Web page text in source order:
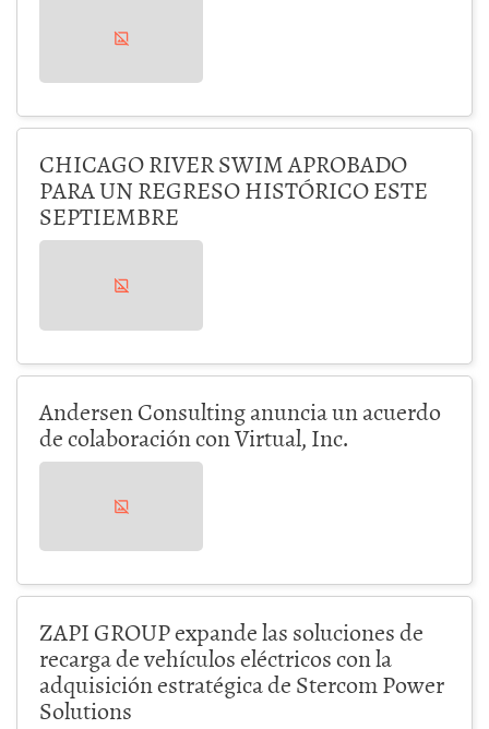
CHICAGO RIVER SWIM APROBADO
PARA UN REGRESO HISTÓRICO ESTE
SEPTIEMBRE
Andersen Consulting anuncia un acuerdo
de colaboración con Virtual, Inc.
ZAPI GROUP expande las soluciones de
recarga de vehículos eléctricos con la
adquisición estratégica de Stercom Power
Solutions